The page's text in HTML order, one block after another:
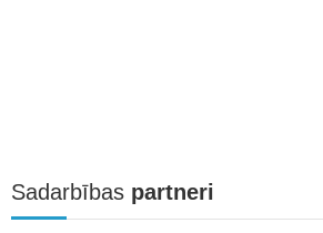
Sadarbības partneri